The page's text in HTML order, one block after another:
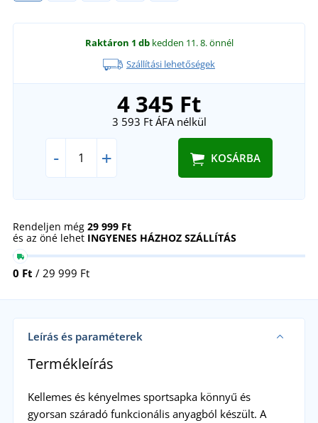
Raktáron 1 db kedden 11. 8.önnél
Szállítási lehetőségek
4 345 Ft
3 593 FtÁFA nélkül
- + KOSÁRBA
Rendeljen még 29 999 Ft
és az öné lehet INGYENES HÁZHOZ SZÁLLÍTÁS
0 Ft / 29 999 Ft
Leírás és paraméterek
Termékleírás
Kellemes és kényelmes sportsapka könnyű és
gyorsan száradó funkcionális anyagból készült. A